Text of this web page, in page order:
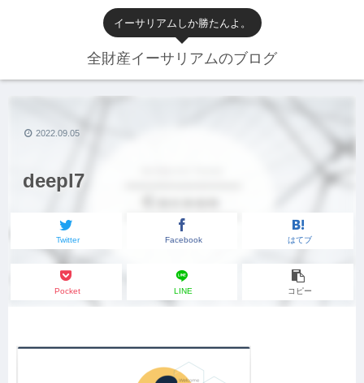
イーサリアムしか勝たんよ。
全財産イーサリアムのブログ
deepl7
Twitter Facebook はてブ
Pocket LINE コピー
2022.09.05